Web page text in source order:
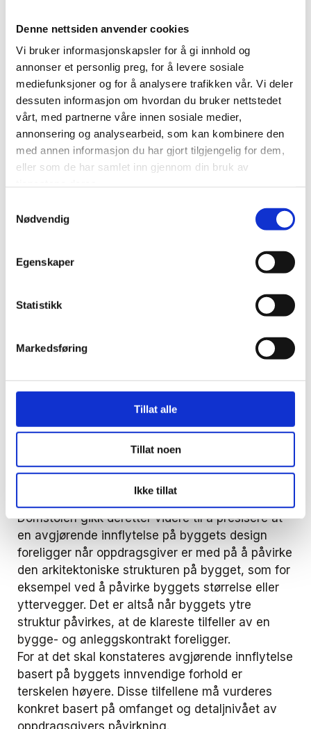
Denne nettsiden anvender cookies
Vi bruker informasjonskapsler for å gi innhold og
annonser et personlig preg, for å levere sosiale
mediefunksjoner og for å analysere trafikken vår. Vi deler
dessuten informasjon om hvordan du bruker nettstedet
vårt, med partnerne våre innen sosiale medier,
annonsering og analysearbeid, som kan kombinere den
med annen informasjon du har gjort tilgjengelig for dem,
eller som de har samlet inn gjennom din bruk av
Nødvendig
Egenskaper
Statistikk
Markedsføring
Tillat alle
Tillat noen
Ikke tillat
i EU-traktaten og den norske FOA § 2-4 ikke
tilsier at dette en åpenbar tolkning, er det i tråd
med tidligere rettspraksis fra EU.
Videre fastslo EU-domstolen at i tilfeller hvor
oppdragsgiver har hatt en avgjørende innflytelse
på byggets design, vil det være tale om en
bygge- og anleggskontrakt. Dette vil være
tilfellet når oppdragsgivers behov og spesifiserte
ønsker har større vekt hos tilbyder enn det som
er normalt når man fører opp et nytt bygg. Det
må her tas i betraktning at et leieforhold normalt
leietaker har en opsjon på forlengelse av
leieforholdet. En leietaker skal dermed normalt
ikke ha noen særlig påvirkning på eiendommens
utforming, utover de mindre ombygginger som
imøtekomme en leietaker. I saken viste det seg
at Wiener Wohnen hadde stilt en rekke tekniske
krav til bygget. Kravene gikk blant annet ut på at
alle heisene skulle nå opp til alle etasjene,
gulvene skulle ha en gitt bæreevne, og byggets
samlede klimaavtrykk skulle være begrenset.
Domstolen kom etter en konkret vurdering til at
de tekniske kravene ikke overgikk det som var
normalt for en leietaker.
Domstolen gikk deretter videre til å presisere at
en avgjørende innflytelse på byggets design
foreligger når oppdragsgiver er med på å påvirke
den arkitektoniske strukturen på bygget, som for
eksempel ved å påvirke byggets størrelse eller
yttervegger. Det er altså når byggets ytre
struktur påvirkes, at de klareste tilfeller av en
bygge- og anleggskontrakt foreligger.
For at det skal konstateres avgjørende innflytelse
basert på byggets innvendige forhold er
terskelen høyere. Disse tilfellene må vurderes
konkret basert på omfanget og detaljnivået av
oppdragsgivers påvirkning.